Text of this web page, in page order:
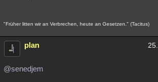
"Früher litten wir an Verbrechen, heute an Gesetzen." (Tacitus)
plan
@senedjem